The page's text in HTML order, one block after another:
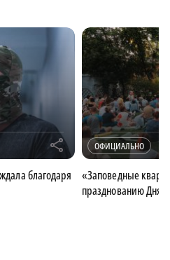
r
благодаря
ОФИЦИАЛЬНО
«Заповедные
празднованию Дня